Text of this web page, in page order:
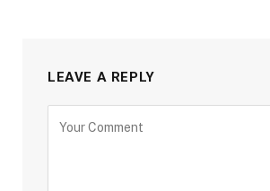
LEAVE A REPLY